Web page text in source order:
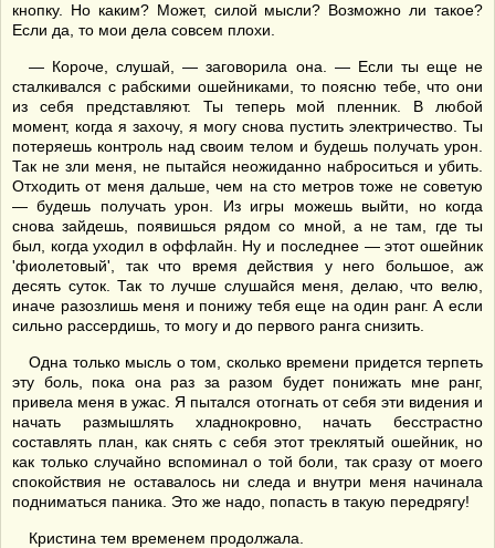
кнопку. Но каким? Может, силой мысли? Возможно ли такое?
Если да, то мои дела совсем плохи.
— Короче, слушай, — заговорила она. — Если ты еще не
сталкивался с рабскими ошейниками, то поясню тебе, что они
из себя представляют. Ты теперь мой пленник. В любой
момент, когда я захочу, я могу снова пустить электричество. Ты
потеряешь контроль над своим телом и будешь получать урон.
Так не зли меня, не пытайся неожиданно наброситься и убить.
Отходить от меня дальше, чем на сто метров тоже не советую
— будешь получать урон. Из игры можешь выйти, но когда
снова зайдешь, появишься рядом со мной, а не там, где ты
был, когда уходил в оффлайн. Ну и последнее — этот ошейник
'фиолетовый', так что время действия у него большое, аж
десять суток. Так то лучше слушайся меня, делаю, что велю,
иначе разозлишь меня и понижу тебя еще на один ранг. А если
сильно рассердишь, то могу и до первого ранга снизить.
Одна только мысль о том, сколько времени придется терпеть
эту боль, пока она раз за разом будет понижать мне ранг,
привела меня в ужас. Я пытался отогнать от себя эти видения и
начать размышлять хладнокровно, начать бесстрастно
составлять план, как снять с себя этот треклятый ошейник, но
как только случайно вспоминал о той боли, так сразу от моего
спокойствия не оставалось ни следа и внутри меня начинала
подниматься паника. Это же надо, попасть в такую передрягу!
Кристина тем временем продолжала.